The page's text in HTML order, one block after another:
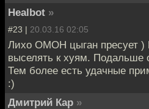
Healbot »
#23 | 20.03.16 02:05
Лихо ОМОН цыган пресует )
выселять к хуям. Подальше
Тем более есть удачные
:)
Дмитрий Кар »